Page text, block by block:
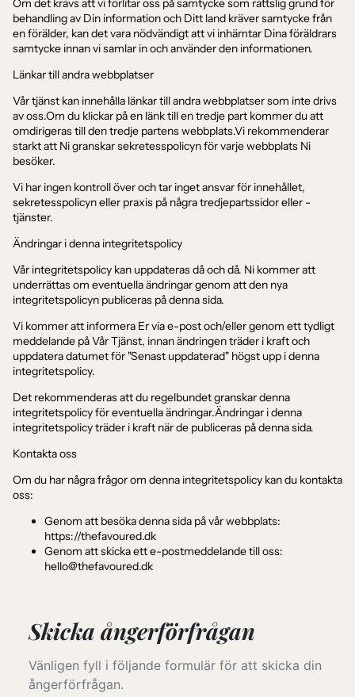
behandling av Din information och Ditt land kräver samtycke från
en förälder, kan det vara nödvändigt att vi inhämtar Dina föräldrars
samtycke innan vi samlar in och använder den informationen.
Länkar till andra webbplatser
Vår tjänst kan innehålla länkar till andra webbplatser som inte drivs
av oss.Om du klickar på en länk till en tredje part kommer du att
omdirigeras till den tredje partens webbplats.Vi rekommenderar
starkt att Ni granskar sekretesspolicyn för varje webbplats Ni
besöker.
Vi har ingen kontroll över och tar inget ansvar för innehållet,
sekretesspolicyn eller praxis på några tredjepartssidor eller -
tjänster.
Ändringar i denna integritetspolicy
Vår integritetspolicy kan uppdateras då och då. Ni kommer att
underrättas om eventuella ändringar genom att den nya
integritetspolicyn publiceras på denna sida.
Vi kommer att informera Er via e-post och/eller genom ett tydligt
meddelande på Vår Tjänst, innan ändringen träder i kraft och
uppdatera datumet för "Senast uppdaterad" högst upp i denna
integritetspolicy.
Det rekommenderas att du regelbundet granskar denna
integritetspolicy för eventuella ändringar.Ändringar i denna
integritetspolicy träder i kraft när de publiceras på denna sida.
Kontakta oss
Om du har några frågor om denna integritetspolicy kan du kontakta
oss:
Genom att besöka denna sida på vår webbplats:
https://thefavoured.dk
Genom att skicka ett e-postmeddelande till oss:
hello@thefavoured.dk
Skicka ångerförfrågan
Vänligen fyll i följande formulär för att skicka din
ångerförfrågan.